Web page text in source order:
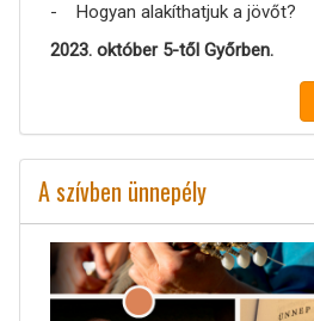
- Hogyan alakíthatjuk a jövőt?
2023. október 5-től Győrben.
A szívben ünnepély